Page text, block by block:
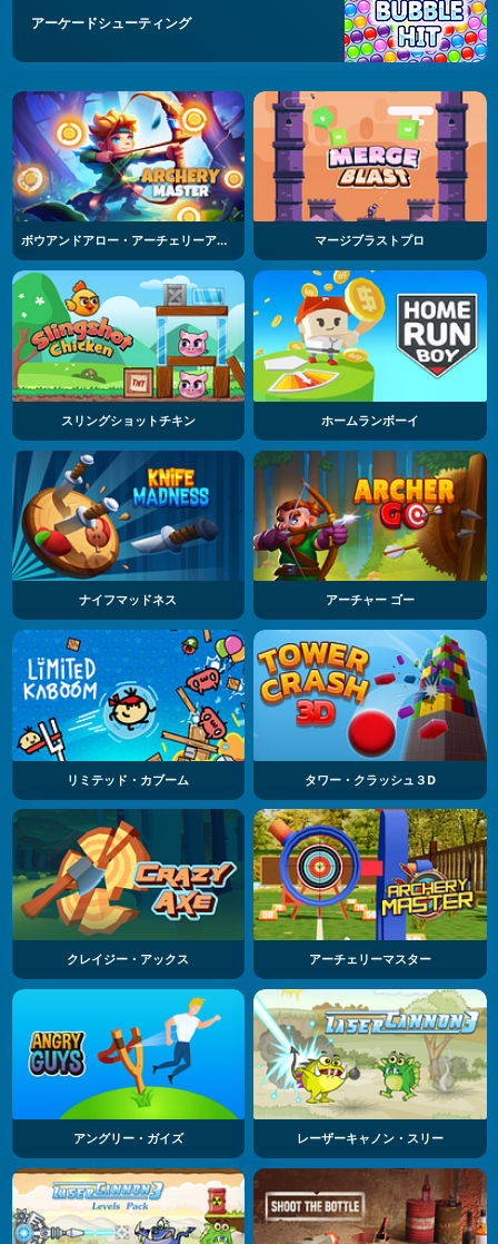
アーケードシューティング
ボウアンドアロー・アーチェリーアドベンチャー マージブラストプロ
スリングショットチキン ホームランボーイ
ナイフマッドネス アーチャー ゴー
リミテッド・カブーム タワー・クラッシュ３D
クレイジー・アックス アーチェリーマスター
アングリー・ガイズ レーザーキャノン・スリー